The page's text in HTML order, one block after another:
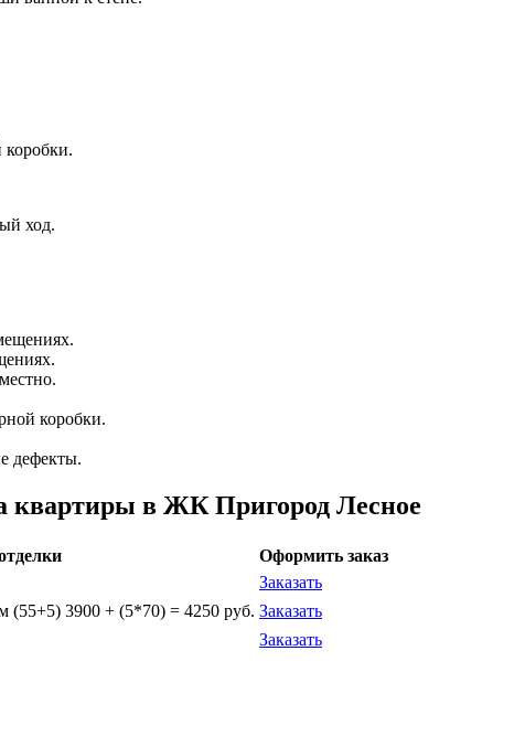
ход.
коробки.
дефекты.
квартиры в ЖК Пригород Лесное
Оформить заказ
Заказать
(55+5) 3900 + (5*70) = 4250 руб. Заказать
Заказать